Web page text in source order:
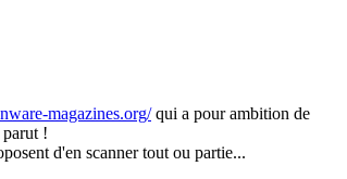
magazines.org/qui a pour ambition de
!
d'en scanner tout ou partie...